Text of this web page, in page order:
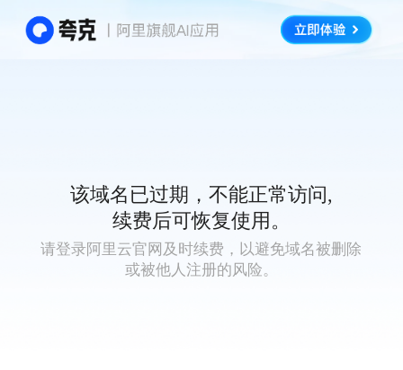
该域名已过期，不能正常访问,
续费后可恢复使用。
请登录阿里云官网及时续费，以避免域名被删除
或被他人注册的风险。